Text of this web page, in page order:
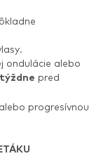
ondulácie alebo
pred
progresívnou